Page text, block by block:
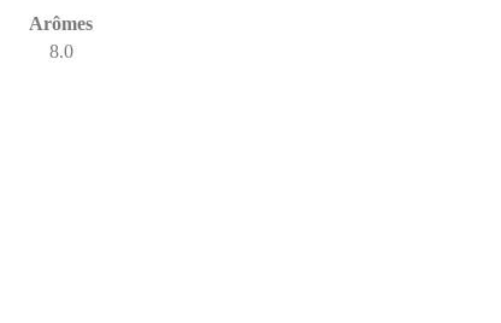
Arômes
8.0